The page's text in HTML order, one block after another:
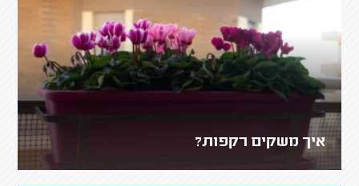
איך משקים רקפות?